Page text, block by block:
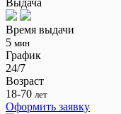
Выдача
Время выдачи
5 мин
График
24/7
Возраст
18-70 лет
Оформить заявку